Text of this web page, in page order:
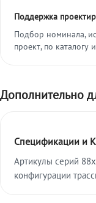
Поддержка
Подбор номинала,
проект, по каталогу
Дополнительно
Спецификации и
Артикулы серий
конфигурации